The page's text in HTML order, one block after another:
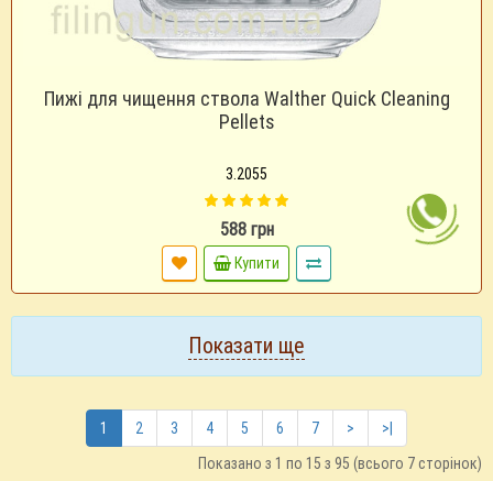
Пижі для чищення ствола Walther Quick Cleaning
Pellets
3.2055
588 грн
Купити
Показати ще
1 2 3 4 5 6 7 >
>|
Показано з 1 по 15 з 95 (всього 7 сторінок)